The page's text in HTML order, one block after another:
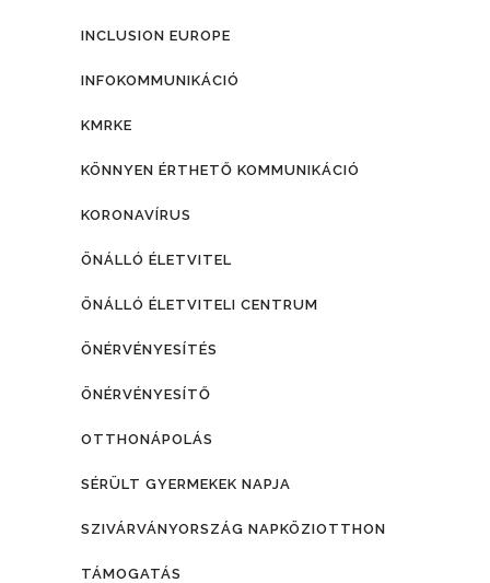
INCLUSION EUROPE
INFOKOMMUNIKÁCIÓ
KMRKE
KÖNNYEN ÉRTHETŐ KOMMUNIKÁCIÓ
KORONAVÍRUS
ÖNÁLLÓ ÉLETVITEL
ÖNÁLLÓ ÉLETVITELI CENTRUM
ÖNÉRVÉNYESÍTÉS
ÖNÉRVÉNYESÍTŐ
OTTHONÁPOLÁS
SÉRÜLT GYERMEKEK NAPJA
SZIVÁRVÁNYORSZÁG NAPKÖZIOTTHON
TÁMOGATÁS